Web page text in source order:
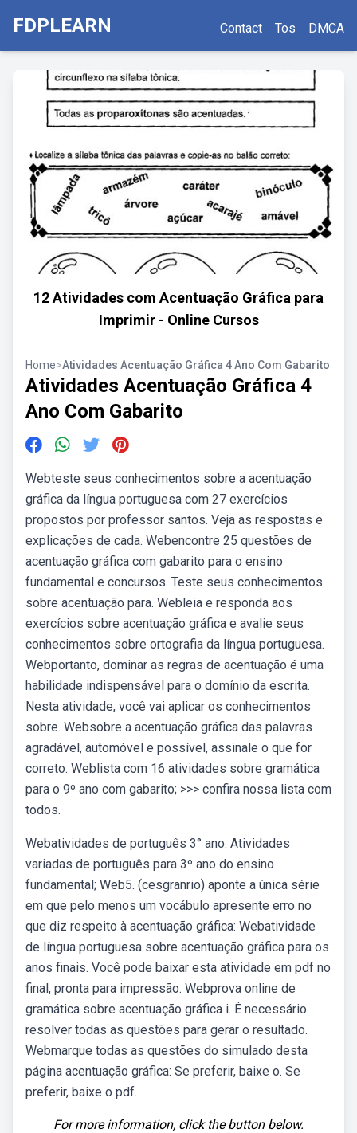
FDPLEARN Contact Tos DMCA
12 Atividades com Acentuação Gráfica para
Imprimir - Online Cursos
Home>Atividades Acentuação Gráfica 4 Ano Com Gabarito
Atividades Acentuação Gráfica 4
Ano Com Gabarito
Webteste seus conhecimentos sobre a acentuação
gráfica da língua portuguesa com 27 exercícios
propostos por professor santos. Veja as respostas e
explicações de cada. Webencontre 25 questões de
acentuação gráfica com gabarito para o ensino
fundamental e concursos. Teste seus conhecimentos
sobre acentuação para. Webleia e responda aos
exercícios sobre acentuação gráfica e avalie seus
conhecimentos sobre ortografia da língua portuguesa.
Webportanto, dominar as regras de acentuação é uma
habilidade indispensável para o domínio da escrita.
Nesta atividade, você vai aplicar os conhecimentos
sobre. Websobre a acentuação gráfica das palavras
agradável, automóvel e possível, assinale o que for
correto. Weblista com 16 atividades sobre gramática
para o 9º ano com gabarito; >>> confira nossa lista com
todos.
Webatividades de português 3° ano. Atividades
variadas de português para 3º ano do ensino
fundamental; Web5. (cesgranrio) aponte a única série
em que pelo menos um vocábulo apresente erro no
que diz respeito à acentuação gráfica: Webatividade
de língua portuguesa sobre acentuação gráfica para os
anos finais. Você pode baixar esta atividade em pdf no
final, pronta para impressão. Webprova online de
gramática sobre acentuação gráfica i. É necessário
resolver todas as questões para gerar o resultado.
Webmarque todas as questões do simulado desta
página acentuação gráfica: Se preferir, baixe o. Se
preferir, baixe o pdf.
For more information, click the button below.